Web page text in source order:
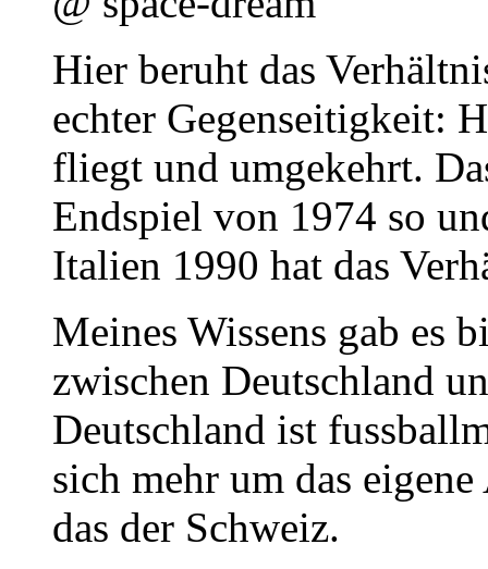
Hier beruht das
echter Gegenseitigkeit:
fliegt und umgekehrt.
Endspiel von 1974 so
Italien 1990 hat das
Meines Wissens gab es
zwischen Deutschland
Deutschland ist
sich mehr um das
das der Schweiz.